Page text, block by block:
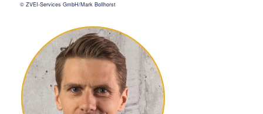
© ZVEI-Services GmbH/Mark Bollhorst